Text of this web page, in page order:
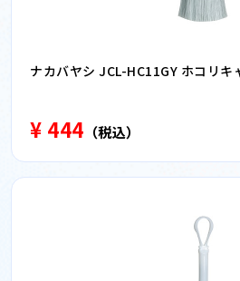
ナカバヤシ JCL-HC11GY ホコリキ
¥ 444 （税込）